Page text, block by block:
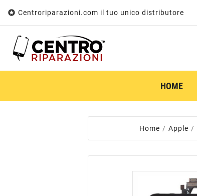
 Centroriparazioni.com il tuo unico distributore
HOME
Home Apple